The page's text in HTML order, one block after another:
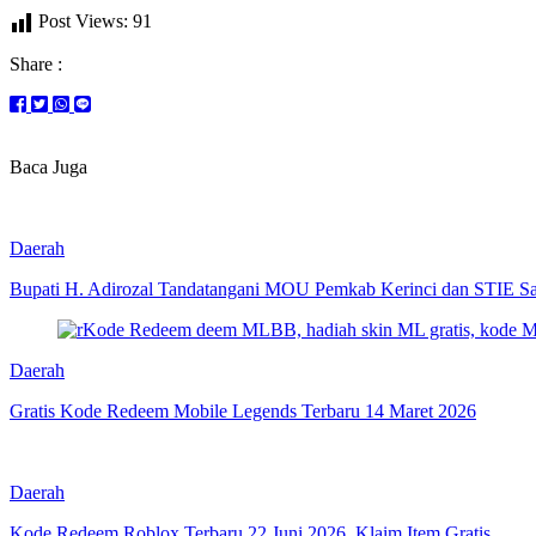
Post Views: 91
Share :
Baca Juga
Daerah
Bupati H. Adirozal Tandatangani MOU Pemkab Kerinci dan STIE
Daerah
Gratis Kode Redeem Mobile Legends Terbaru 14 Maret 2026
Daerah